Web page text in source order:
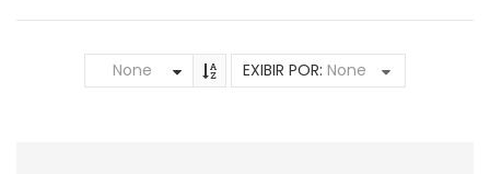
None EXIBIR POR: None